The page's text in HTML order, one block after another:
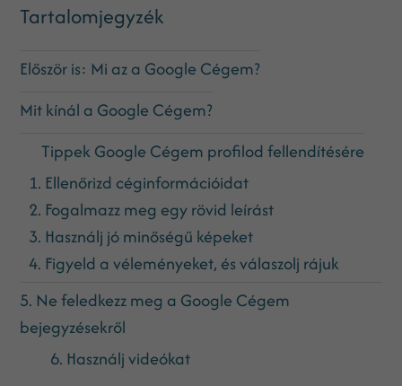
Tartalomjegyzék
Először is: Mi az a Google Cégem?
Mit kínál a Google Cégem?
Tippek Google Cégem profilod fellendítésére
1. Ellenőrizd céginformációidat
2. Fogalmazz meg egy rövid leírást
3. Használj jó minőségű képeket
4. Figyeld a véleményeket, és válaszolj rájuk
5. Ne feledkezz meg a Google Cégem
bejegyzésekről
6. Használj videókat